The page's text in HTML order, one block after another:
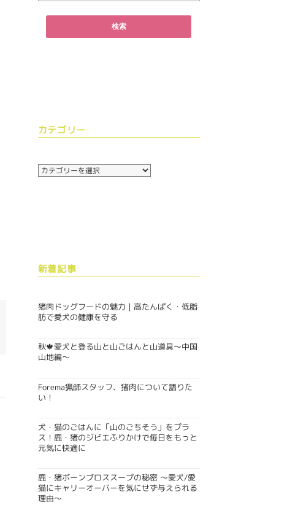
カテゴリー
新着記事
猪肉ドッグフードの魅力｜高たんぱく・低脂
肪で愛犬の健康を守る
秋🍁愛犬と登る山と山ごはんと山道具〜中国
山地編〜
Forema猟師スタッフ、猪肉について語りた
い！
犬・猫のごはんに「山のごちそう」をプラ
ス！鹿・猪のジビエふりかけで毎日をもっと
元気に快適に
鹿・猪ボーンブロススープの秘密 〜愛犬/愛
猫にキャリーオーバーを気にせず与えられる
理由〜